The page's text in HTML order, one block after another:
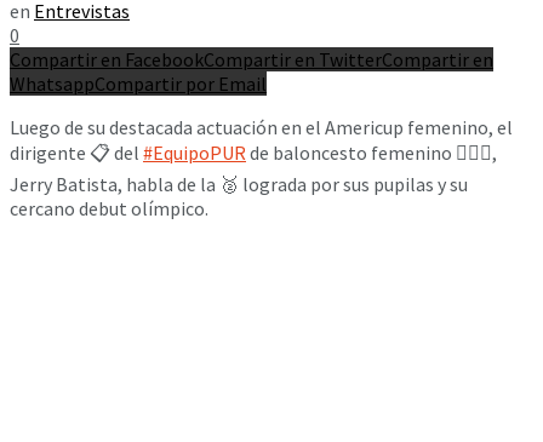
en Entrevistas
0
Compartir en FacebookCompartir en TwitterCompartir en
WhatsappCompartir por Email
Luego de su destacada actuación en el Americup femenino, el
dirigente 📋 del #EquipoPUR de baloncesto femenino ⛹🏻‍♀️,
Jerry Batista, habla de la 🥈 lograda por sus pupilas y su
cercano debut olímpico.